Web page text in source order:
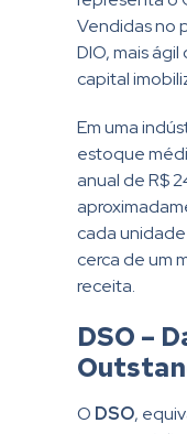
Vendidas no
DIO, mais
capital
Em uma
estoque
anual de R$
cada
cerca de um
receita.
DSO –
O DSO,